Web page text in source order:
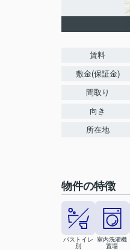
賃料
敷金(保証金)
間取り
向き
所在地
物件の特徴
バストイレ
別
室内洗濯機
置場